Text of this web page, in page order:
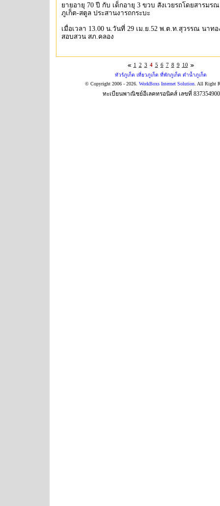
ยายอายุ 70 ปี กับ เด็กอายุ 3 ขวบ สังเวยรถโดยสารมร
ภูเก็ต-สตูล ประสานงารถกระบะ
เมื่อเวลา 13.00 น.วันที่ 29 เม.ย.52 พ.ต.ท.สุวรรณ นาทอ
สอบสวน สภ.คลอง
1 2 3 4 5 6 7 8 9 10
ทัวร์ภูเก็ต เที่ยวภูเก็ต ที่พักภูเก็ต ดำน้ำภูเก็ต
© Copyright 2006 - 2026. WorkBoxs Internet Solution. All Right
ทะเบียนพาณิชย์อีเลคทรอนิคส์ เลขที่